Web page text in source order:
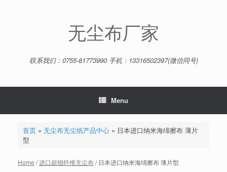
无尘布厂家
联系我们：0755-81773990 手机：13316502397(微信同号)
Menu
首页» 无尘布无尘纸产品中心» 日本进口纳米海绵擦布 薄片
型
Home /进口超细纤维无尘布/ 日本进口纳米海绵擦布 薄片型